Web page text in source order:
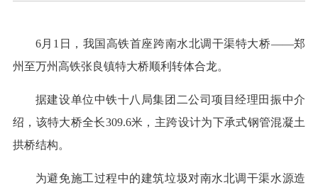
6月1日，我国高铁首座跨南水北调干渠特大桥——郑
州至万州高铁张良镇特大桥顺利转体合龙。
据建设单位中铁十八局集团二公司项目经理田振中介
绍，该特大桥全长309.6米，主跨设计为下承式钢管混凝土
拱桥结构。
为避免施工过程中的建筑垃圾对南水北调干渠水源造